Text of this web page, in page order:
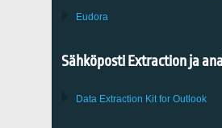
Eudora
Sähköposti Extraction ja
Data Extraction Kit for Outlook